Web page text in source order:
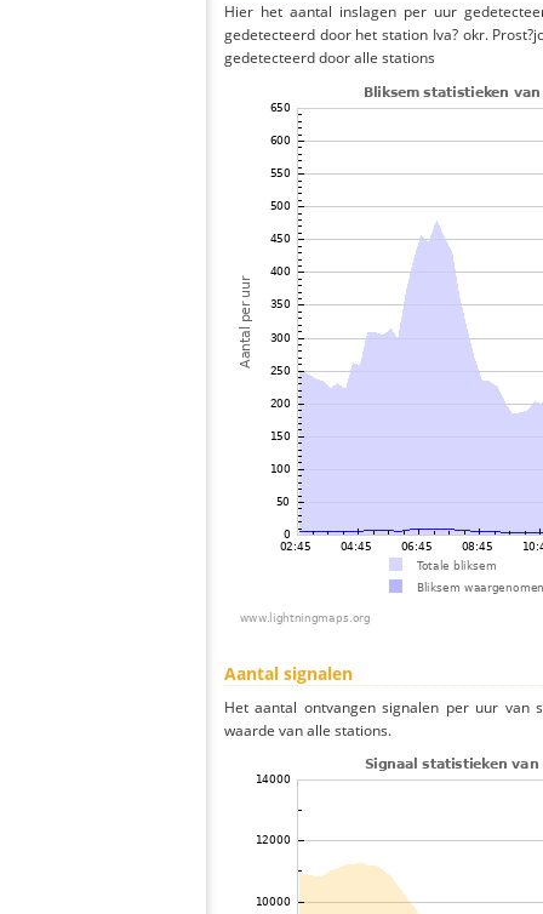
Hier het aantal inslagen per uur
gedetecteerd door het station Iva? okr.
gedetecteerd door alle stations
Aantal signalen
Het aantal ontvangen signalen per uur van
waarde van alle stations.